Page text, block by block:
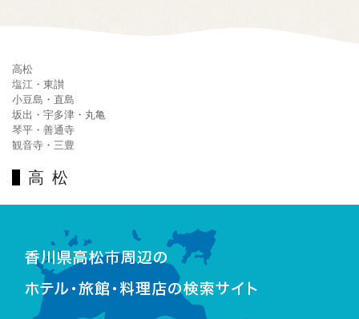
高松
塩江・東讃
小豆島・直島
坂出・宇多津・丸亀
琴平・善通寺
観音寺・三豊
高松